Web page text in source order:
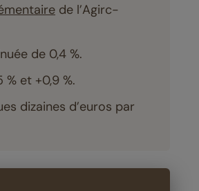
de l’Agirc-
de 0,4 %.
et +0,9 %.
dizaines d’euros par